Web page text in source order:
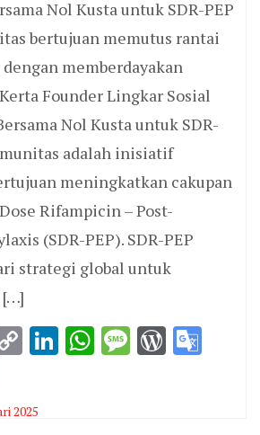
Nol Kusta untuk SDR-PEP
bertujuan memutus rantai
memberdayakan
Founder Lingkar Sosial
Nol Kusta untuk SDR-
adalah inisiatif
meningkatkan cakupan
Rifampicin – Post-
(SDR-PEP). SDR-PEP
strategi global untuk
[…]
CopyLinkedIn
WhatsApp
Message
2025